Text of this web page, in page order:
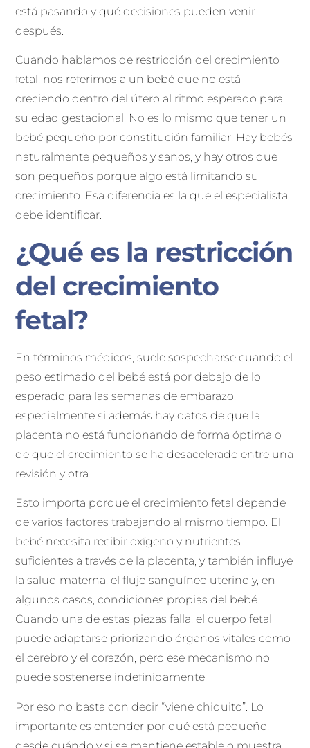
está pasando y qué decisiones pueden venir
después.
Cuando hablamos de restricción del crecimiento
fetal, nos referimos a un bebé que no está
creciendo dentro del útero al ritmo esperado para
su edad gestacional. No es lo mismo que tener un
bebé pequeño por constitución familiar. Hay bebés
naturalmente pequeños y sanos, y hay otros que
son pequeños porque algo está limitando su
crecimiento. Esa diferencia es la que el especialista
debe identificar.
¿Qué es la restricción
del crecimiento
fetal?
En términos médicos, suele sospecharse cuando el
peso estimado del bebé está por debajo de lo
esperado para las semanas de embarazo,
especialmente si además hay datos de que la
placenta no está funcionando de forma óptima o
de que el crecimiento se ha desacelerado entre una
revisión y otra.
Esto importa porque el crecimiento fetal depende
de varios factores trabajando al mismo tiempo. El
bebé necesita recibir oxígeno y nutrientes
suficientes a través de la placenta, y también influye
la salud materna, el flujo sanguíneo uterino y, en
algunos casos, condiciones propias del bebé.
Cuando una de estas piezas falla, el cuerpo fetal
puede adaptarse priorizando órganos vitales como
el cerebro y el corazón, pero ese mecanismo no
puede sostenerse indefinidamente.
Por eso no basta con decir “viene chiquito”. Lo
importante es entender por qué está pequeño,
desde cuándo y si se mantiene estable o muestra